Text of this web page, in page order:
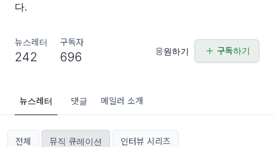
다.
뉴스레터
242
구독자
696 응원하기 구독하기
뉴스레터 댓글 메일러 소개
전체 뮤직 큐레이션 인터뷰 시리즈